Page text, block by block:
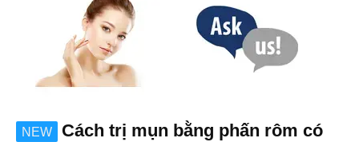
NEW
Cách trị mụn bằng phấn rôm có